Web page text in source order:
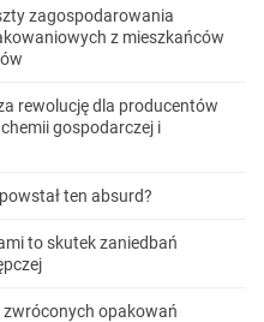
zagospodarowania
z mieszkańców
rewolucję dla producentów
gospodarczej i
ten absurd?
to skutek zaniedbań
zwróconych opakowań